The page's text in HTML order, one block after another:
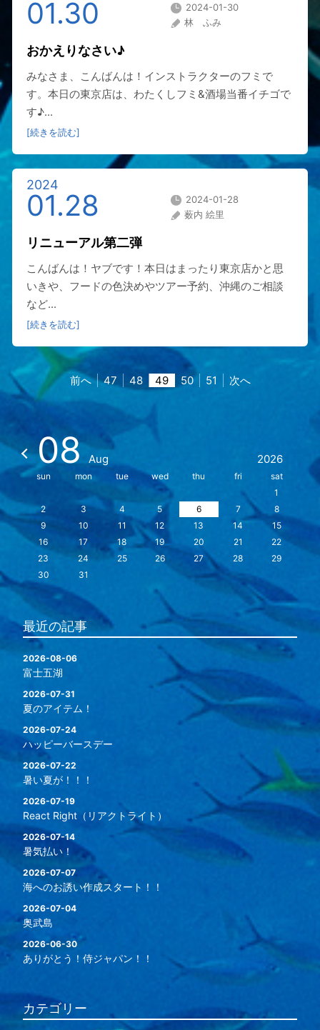
01.30
2024-01-30
林 ふみ
おかえりなさい♪
みなさま、こんばんは！インストラクターのフミで
す。本日の東京店は、わたくしフミ&酒場当番イチゴで
す♪...
[続きを読む]
2024
01.28
2024-01-28
薮内 絵里
リニューアル第二弾
こんばんは！ヤブです！本日はまったり東京店かと思
いきや、フードの色決めやツアー予約、沖縄のご相談
など...
[続きを読む]
前へ 47 48 49 50 51 次へ
08 Aug 2026
sun mon tue wed thu fri
sat
1
2
3 4 5 6 7
8
9
10 11 12 13 14
15
16
17 18 19 20 21
22
23
24 25 26 27 28
29
30
31
最近の記事
2026-08-06
富士五湖
2026-07-31
夏のアイテム！
2026-07-24
ハッピーバースデー
2026-07-22
暑い夏が！！！
2026-07-19
React Right（リアクトライト）
2026-07-14
暑気払い！
2026-07-07
海へのお誘い作成スタート！！
2026-07-04
奥武島
2026-06-30
ありがとう！侍ジャパン！！
カテゴリー